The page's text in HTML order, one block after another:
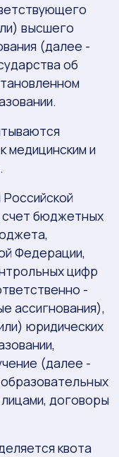
высшего
(далее -
об
медицинским и
бюджетных
Федерации,
цифр
-
ассигнования),
юридических
(далее -
договоры
квота